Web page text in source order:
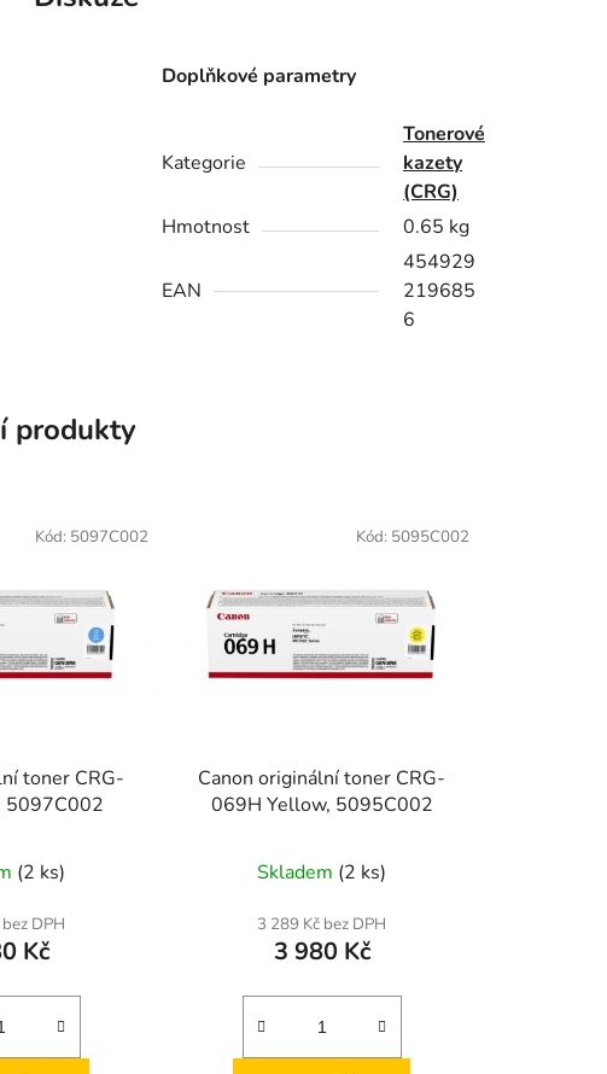
Doplňkové parametry
Kategorie
Tonerové
kazety
(CRG)
Hmotnost
0.65 kg
EAN
454929
219685
6
produkty
toner CRG-
5097C002
(2 ks)
DPH
Kč
Kód: 5097C002
Canon originální toner CRG-
069H Yellow, 5095C002
Skladem (2 ks)
3 289 Kč bez DPH
3 980 Kč
Kód: 5095C002